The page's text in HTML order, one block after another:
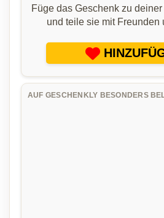
Füge das Geschenk zu
und teile sie mit Freunden
AUF GESCHENKLY BESONDERS